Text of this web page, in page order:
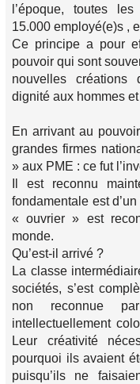
l’époque, toutes
15.000 employé(e)s ,
Ce principe a pour
pouvoir qui sont
nouvelles créations
dignité aux hommes
En arrivant au
grandes firmes
» aux PME : ce fut
Il est reconnu
fondamentale est
« ouvrier » est
monde.
Qu’est-il arrivé ?
La classe
sociétés, s’est
non reconnue
intellectuellement
Leur créativité
pourquoi ils avaient
puisqu’ils ne